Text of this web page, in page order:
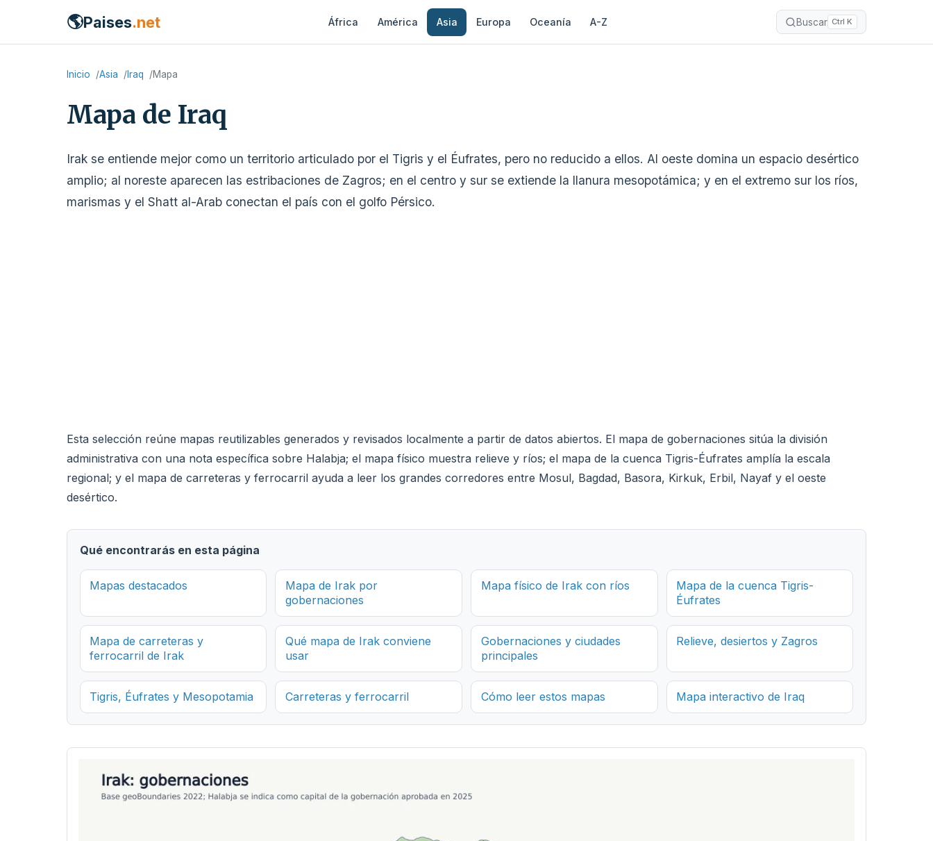
🌎Paises.net África América Asia Europa Oceanía A-Z Buscar Ctrl K
Inicio Asia Iraq Mapa
Mapa de Iraq
Irak se entiende mejor como un territorio articulado por el Tigris y el Éufrates, pero no reducido a ellos. Al oeste domina un espacio desértico
amplio; al noreste aparecen las estribaciones de Zagros; en el centro y sur se extiende la llanura mesopotámica; y en el extremo sur los ríos,
marismas y el Shatt al-Arab conectan el país con el golfo Pérsico.
Esta selección reúne mapas reutilizables generados y revisados localmente a partir de datos abiertos. El mapa de gobernaciones sitúa la división
administrativa con una nota específica sobre Halabja; el mapa físico muestra relieve y ríos; el mapa de la cuenca Tigris-Éufrates amplía la escala
regional; y el mapa de carreteras y ferrocarril ayuda a leer los grandes corredores entre Mosul, Bagdad, Basora, Kirkuk, Erbil, Nayaf y el oeste
desértico.
Qué encontrarás en esta página
Mapas destacados
Mapa de Irak por
gobernaciones
Mapa físico de Irak con ríos
Mapa de la cuenca Tigris-
Éufrates
Mapa de carreteras y
ferrocarril de Irak
Qué mapa de Irak conviene
usar
Gobernaciones y ciudades
principales
Relieve, desiertos y Zagros
Tigris, Éufrates y Mesopotamia Carreteras y ferrocarril Cómo leer estos mapas Mapa interactivo de Iraq